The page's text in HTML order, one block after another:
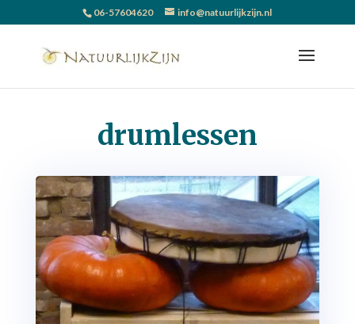
06-57604620 info@natuurlijkzijn.nl
drumlessen